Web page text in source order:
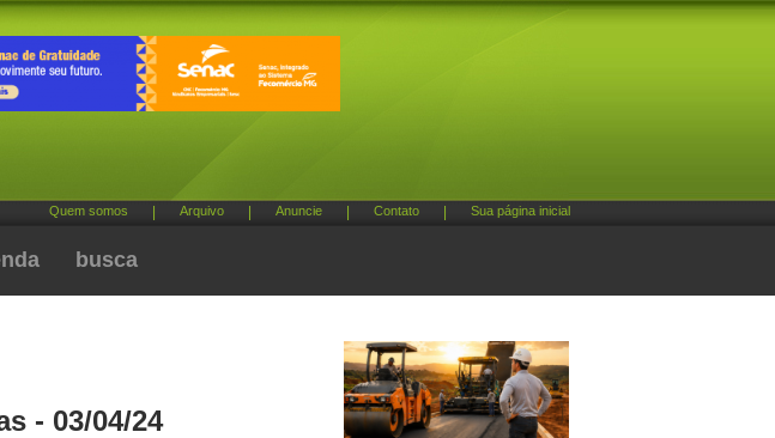
Quem somos Arquivo Anuncie Contato Sua página inicial
busca
- 03/04/24